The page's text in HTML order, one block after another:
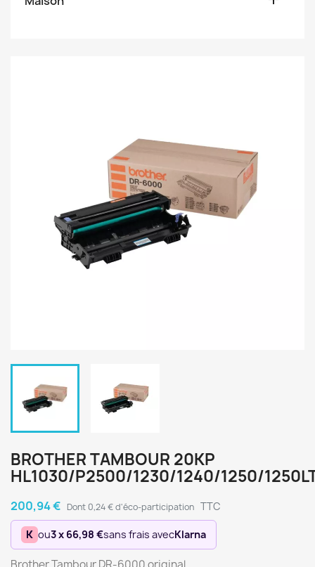
BROTHER TAMBOUR 20KP
HL1030/P2500/1230/1240/1250/
200,94 € Dont 0,24 € d'éco-participation TTC
K ou3 x 66,98 €sans frais avecKlarna